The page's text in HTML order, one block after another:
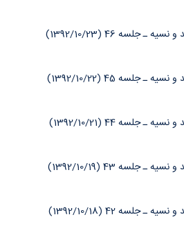
ـ جلسه 46 (1392/10/23)
ـ جلسه 45 (1392/10/22)
ـ جلسه 44 (1392/10/21)
ـ جلسه 43 (1392/10/19)
ـ جلسه 42 (1392/10/18)